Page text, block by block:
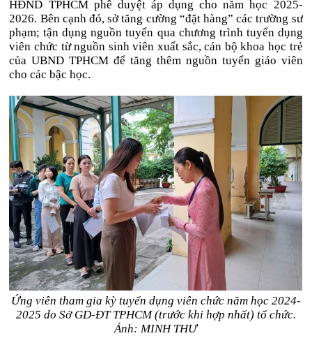
HĐND TPHCM phê duyệt áp dụng cho năm học 2025-
2026. Bên cạnh đó, sở tăng cường “đặt hàng” các trường sư
phạm; tận dụng nguồn tuyển qua chương trình tuyển dụng
viên chức từ nguồn sinh viên xuất sắc, cán bộ khoa học trẻ
của UBND TPHCM để tăng thêm nguồn tuyển giáo viên
cho các bậc học.
Ứng viên tham gia kỳ tuyển dụng viên chức năm học 2024-
2025 do Sở GD-ĐT TPHCM (trước khi hợp nhất) tổ chức.
Ảnh: MINH THƯ